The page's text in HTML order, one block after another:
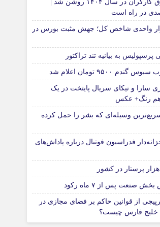
تکلیف حقوق کارگران در سال ۱۴۰۴ روشن شد |‌
53 هزار واحدی شاخص کل؛ جهش مثبت بورس در
به بیانیه تند تراکتور
۹۵۰۰ تومان اعلام شد
سارا و نیکای سریال پایتخت در یک
رنگ+ عکس
۵؛ سریع‌ترین وسیله‌ای که بشر را حمل کرده
فدراسیون فوتبال درباره پاداش‌های
صنعت پس از ۷ ماه رکود
از قوانین حاکم بر فضای مجازی در
خلیج فارس چیست؟